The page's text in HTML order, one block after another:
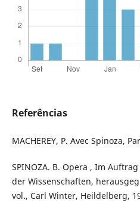
Referências
MACHEREY, P. Avec Spinoza,
SPINOZA. B. Opera , Im
der Wissenschaften,
vol., Carl Winter, Heildelberg,